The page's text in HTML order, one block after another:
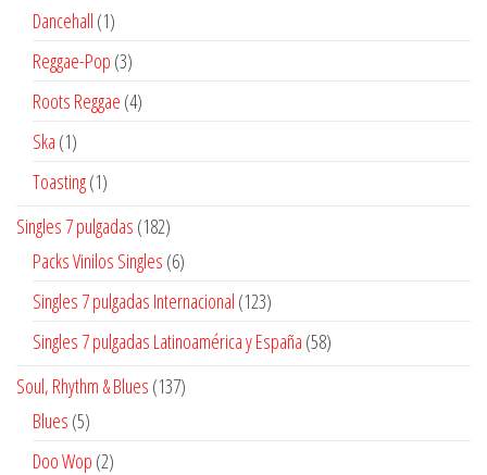
productos
Dancehall 11
producto
Reggae-Pop 33
productos
Roots Reggae 44
Ska 11
producto
Toasting 11
Singles 7 pulgadas 182182
productos
Packs Vinilos Singles 66
productos
Singles 7 pulgadas Internacional 123123
productos
Singles 7 pulgadas Latinoamérica y España 5858
Soul, Rhythm & Blues 137137
Blues 55
productos
Doo Wop 22